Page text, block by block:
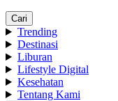
Cari
Trending
Destinasi
Liburan
Lifestyle Digital
Kesehatan
Tentang Kami